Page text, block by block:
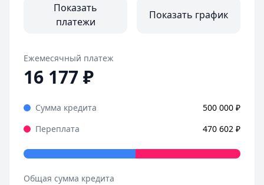
Показать
платежи
Показать график
Ежемесячный платеж
16 177₽
Сумма кредита 500 000 ₽
Переплата
470 602 ₽
Общая сумма кредита